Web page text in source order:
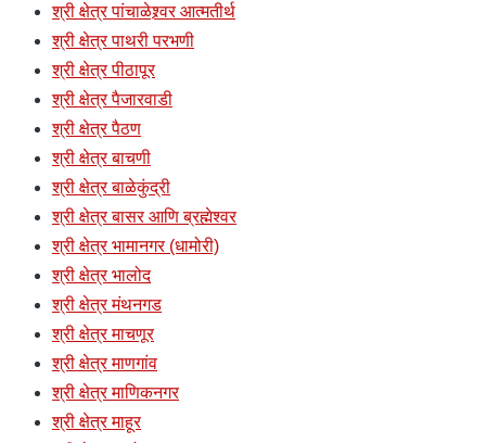
श्री क्षेत्र पांचाळेश्र्वर आत्मतीर्थ
श्री क्षेत्र पाथरी परभणी
श्री क्षेत्र पीठापूर
श्री क्षेत्र पैजारवाडी
श्री क्षेत्र पैठण
श्री क्षेत्र बाचणी
श्री क्षेत्र बाळेकुंद्री
श्री क्षेत्र बासर आणि ब्रह्मेश्वर
श्री क्षेत्र भामानगर (धामोरी)
श्री क्षेत्र भालोद
श्री क्षेत्र मंथनगड
श्री क्षेत्र माचणूर
श्री क्षेत्र माणगांव
श्री क्षेत्र माणिकनगर
श्री क्षेत्र माहूर